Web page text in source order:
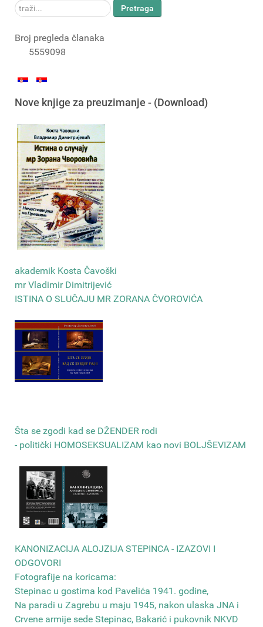
traži... Pretraga
Broj pregleda članaka
5559098
Nove knjige za preuzimanje - (Download)
akademik Kosta Čavoški
mr Vladimir Dimitrijević
ISTINA O SLUČAJU MR ZORANA ČVOROVIĆA
Šta se zgodi kad se DŽENDER rodi
- politički HOMOSEKSUALIZAM kao novi BOLJŠEVIZAM
КANONIZACIJA ALOJZIJA STEPINCA - IZAZOVI I
ODGOVORI
Fotografije na koricama:
Stepinac u gostima kod Pavelića 1941. godine,
Na paradi u Zagrebu u maju 1945, nakon ulaska JNA i
Crvene armije sede Stepinac, Bakarić i pukovnik NKVD